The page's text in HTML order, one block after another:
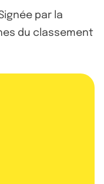
par la
du classement